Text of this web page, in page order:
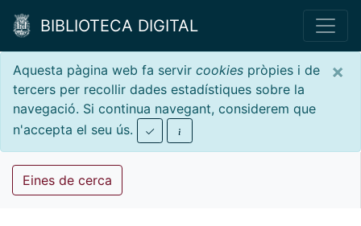
BIBLIOTECA DIGITAL
×
Aquesta pàgina web fa servir cookies pròpies i de
tercers per recollir dades estadístiques sobre la
navegació. Si continua navegant, considerem que
n'accepta el seu ús.
Eines de cerca